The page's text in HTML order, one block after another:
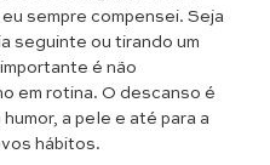
sempre compensei. Seja
seguinte ou tirando um
é não
em rotina. O descanso é
a pele e até para a
hábitos.